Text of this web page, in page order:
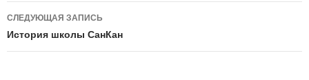
записям
СЛЕДУЮЩАЯ ЗАПИСЬ
История школы СанКан